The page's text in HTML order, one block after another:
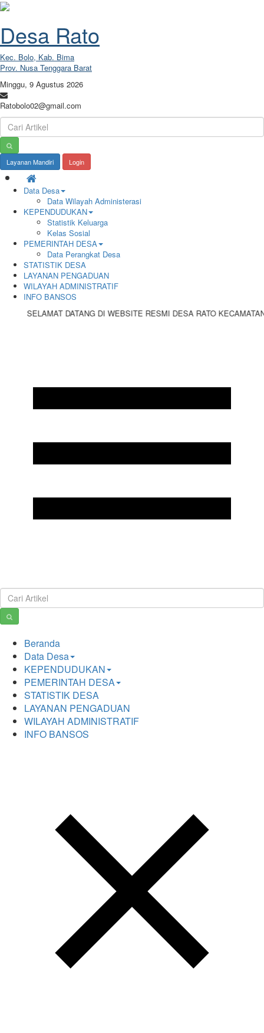
Desa Rato
Kec. Bolo, Kab. Bima
Prov. Nusa Tenggara Barat
Minggu, 9 Agustus 2026
Ratobolo02@gmail.com
Layanan Mandiri Login
Data Desa
Data Wilayah Administerasi
KEPENDUDUKAN
Statistik Keluarga
Kelas Sosial
PEMERINTAH DESA
Data Perangkat Desa
STATISTIK DESA
LAYANAN PENGADUAN
WILAYAH ADMINISTRATIF
INFO BANSOS
SELAMAT DATANG DI WEBSITE RESMI DESA RATO KECAMATAN
Beranda
Data Desa
KEPENDUDUKAN
PEMERINTAH DESA
STATISTIK DESA
LAYANAN PENGADUAN
WILAYAH ADMINISTRATIF
INFO BANSOS